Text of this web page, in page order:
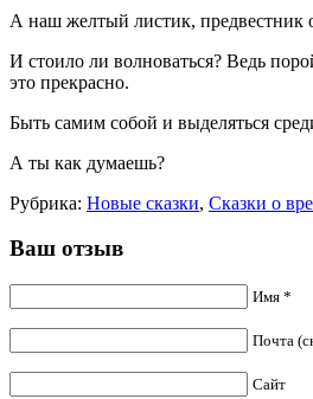
А наш желтый листик, предвестник
И стоило ли волноваться? Ведь
это прекрасно.
Быть самим собой и выделяться
А ты как думаешь?
Рубрика: Новые сказки, Сказки о
Ваш отзыв
Имя *
Почта
Сайт